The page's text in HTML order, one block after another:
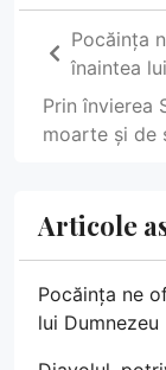
Pocăința
înaintea
Prin învierea
moarte și de
Articole
Pocăința ne
lui Dumnezeu